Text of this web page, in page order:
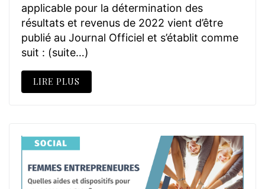
applicable pour la détermination des
résultats et revenus de 2022 vient d’être
publié au Journal Officiel et s’établit comme
suit : (suite…)
LIRE PLUS